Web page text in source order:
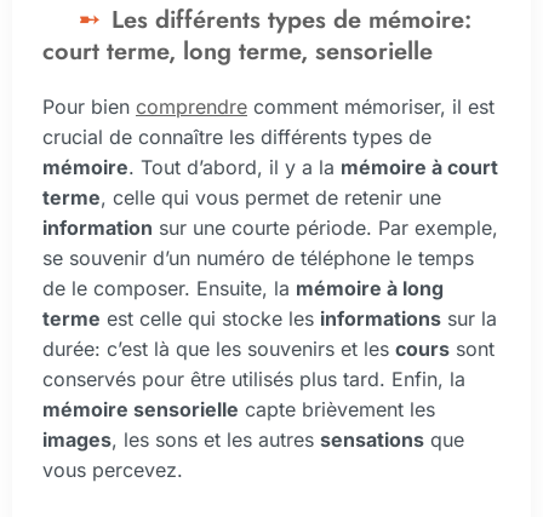
Les différents types de mémoire:
court terme, long terme, sensorielle
Pour bien comprendre comment mémoriser, il est
crucial de connaître les différents types de
mémoire. Tout d’abord, il y a la mémoire à court
terme, celle qui vous permet de retenir une
information sur une courte période. Par exemple,
se souvenir d’un numéro de téléphone le temps
de le composer. Ensuite, la mémoire à long
terme est celle qui stocke les informations sur la
durée: c’est là que les souvenirs et les cours sont
conservés pour être utilisés plus tard. Enfin, la
mémoire sensorielle capte brièvement les
images, les sons et les autres sensations que
vous percevez.